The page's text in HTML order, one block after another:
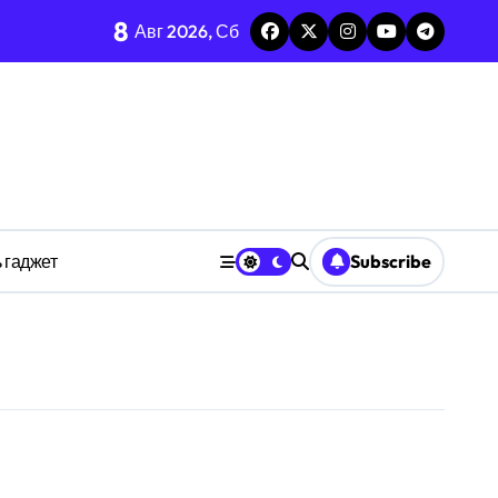
дедлайнов
8 Авг 2026, Сб
Subscribe